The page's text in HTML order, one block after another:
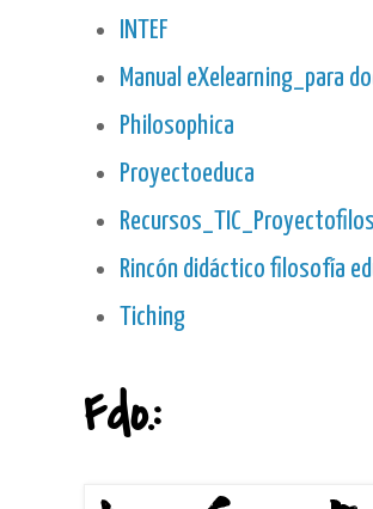
INTEF
Manual eXelearning_para
Philosophica
Proyectoeduca
Rincón didáctico filosofía
Tiching
Fdo.: